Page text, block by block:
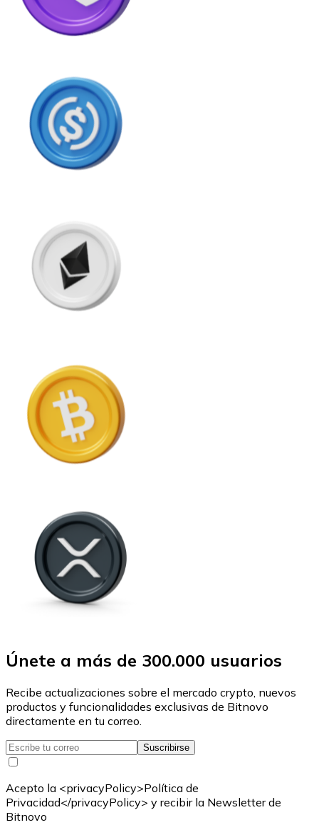
Únete a más de 300.000 usuarios
Recibe actualizaciones sobre el mercado crypto, nuevos
productos y funcionalidades exclusivas de Bitnovo
directamente en tu correo.
Suscribirse
Acepto la <privacyPolicy>Política de
Privacidad</privacyPolicy> y recibir la Newsletter de
Bitnovo